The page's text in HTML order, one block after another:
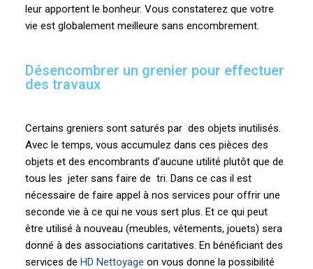
leur apportent le bonheur. Vous constaterez que votre
vie est globalement meilleure sans encombrement.
Désencombrer un grenier pour effectuer
des travaux
Certains greniers sont saturés par des objets inutilisés.
Avec le temps, vous accumulez dans ces pièces des
objets et des encombrants d’aucune utilité plutôt que de
tous les jeter sans faire de tri. Dans ce cas il est
nécessaire de faire appel à nos services pour offrir une
seconde vie à ce qui ne vous sert plus. Et ce qui peut
être utilisé à nouveau (meubles, vêtements, jouets) sera
donné à des associations caritatives. En bénéficiant des
services de HD Nettoyage on vous donne la possibilité